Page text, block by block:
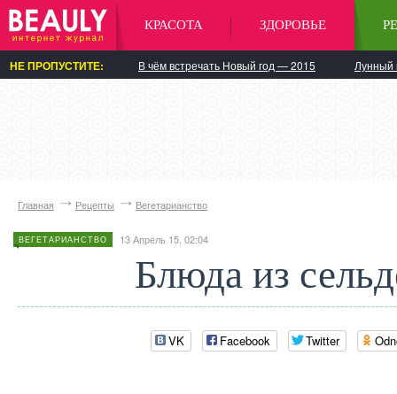
КРАСОТА ЗДОРОВЬЕ
НЕ ПРОПУСТИТЕ: В чём встречать Новый год — 2015 Лунный
Главная Рецепты Вегетарианство
ВЕГЕТАРИАНСТВО 13 Апрель 15, 02:04
Блюда из
VK Facebook Twitter